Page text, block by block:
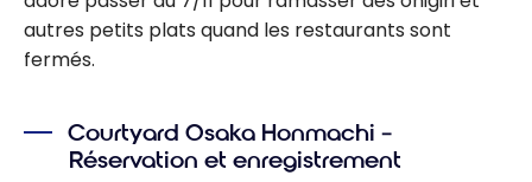
autres petits plats quand les restaurants sont
fermés.
Courtyard Osaka Honmachi –
Réservation et enregistrement